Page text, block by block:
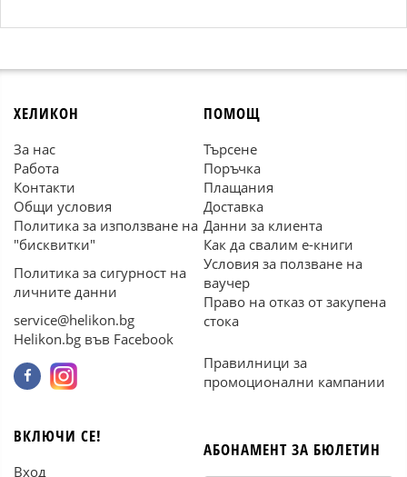
ХЕЛИКОН
За нас
Работа
Контакти
Общи условия
Политика за използване на
"бисквитки"
Политика за сигурност на
личните данни
service@helikon.bg
Helikon.bg във Facebook
ПОМОЩ
Търсене
Поръчка
Плащания
Доставка
Данни за клиента
Как да свалим е-книги
Условия за ползване на
ваучер
Право на отказ от закупена
стока
Правилници за
промоционални кампании
ВКЛЮЧИ СЕ!
Вход
АБОНАМЕНТ ЗА БЮЛЕТИН